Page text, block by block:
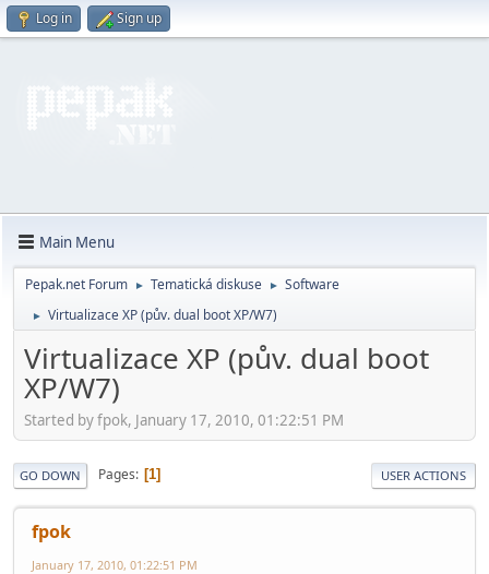
Log in Sign up
Main Menu
Pepak.net Forum ► Tematická diskuse ► Software
► Virtualizace XP (pův. dual boot XP/W7)
Virtualizace XP (pův. dual boot
XP/W7)
Started by fpok, January 17, 2010, 01:22:51 PM
GO DOWN Pages 1 USER ACTIONS
fpok
January 17, 2010, 01:22:51 PM